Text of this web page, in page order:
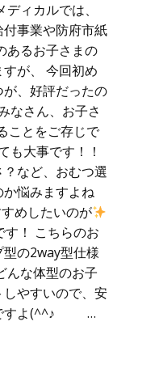
ィカルでは、
事業や防府市紙
あるお子さまの
が、 今回初め
、好評だったの
さん、お子さ
ことをご存じで
大事です！！
など、おむつ選
悩みますよね
めしたいのが
す！ こちらのお
の2way型仕様
んな体型のお子
やすいので、安
ですよ(^^♪ …